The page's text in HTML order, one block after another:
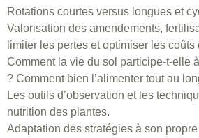
Rotations courtes versus longues et
Valorisation des amendements,
limiter les pertes et optimiser les coûts
Comment la vie du sol participe-t-elle
? Comment bien l’alimenter tout au
Les outils d’observation et les
nutrition des plantes.
Adaptation des stratégies à son